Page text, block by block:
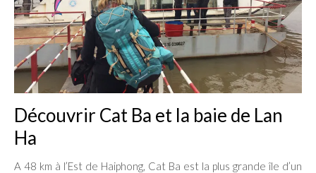
Découvrir Cat Ba et la baie de Lan
Ha
A 48 km à l’Est de Haiphong, Cat Ba est la plus grande île d’un